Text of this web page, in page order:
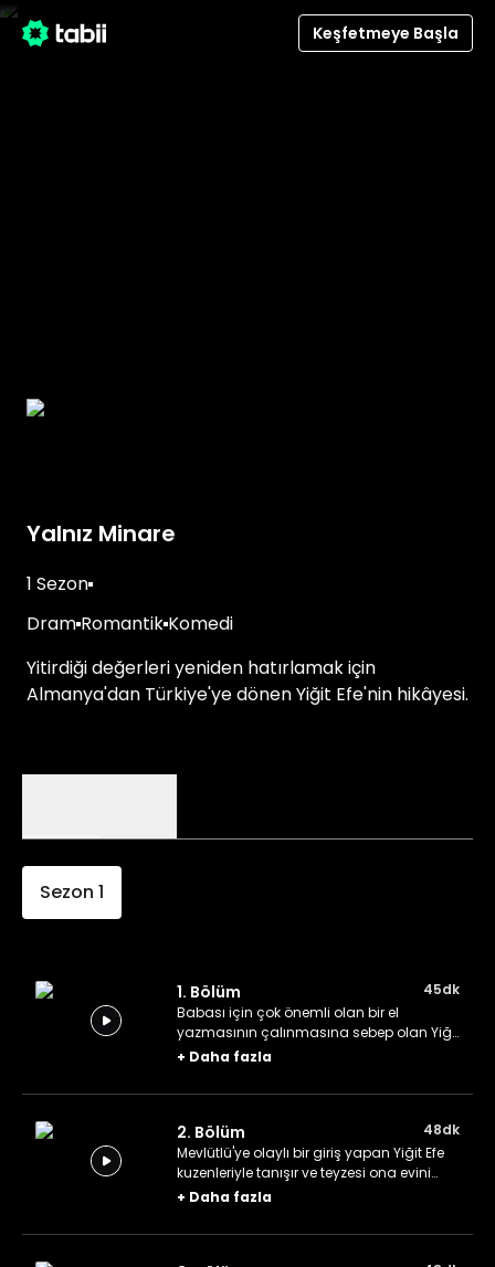
Keşfetmeye Başla
Yalnız Minare
1 Sezon
Dram Romantik Komedi
Yitirdiği değerleri yeniden hatırlamak için
Almanya'dan Türkiye'ye dönen Yiğit Efe'nin hikâyesi.
Sezon 1
1. Bölüm
45dk
Babası için çok önemli olan bir el
yazmasının çalınmasına sebep olan Yiğit
Efe, Almanya'nın ona yaşattığı kötü
ister.
+ Daha fazla
2. Bölüm
48dk
Mevlütlü'ye olaylı bir giriş yapan Yiğit Efe
kuzenleriyle tanışır ve teyzesi ona evini
açar.
+ Daha fazla